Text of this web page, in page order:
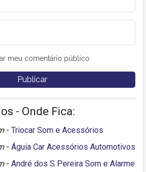
meu comentário público
- Onde Fica:
- Triocar Som e Acessórios
- Águia Car Acessórios Automotivos
- André dos S Pereira Som e Alarme